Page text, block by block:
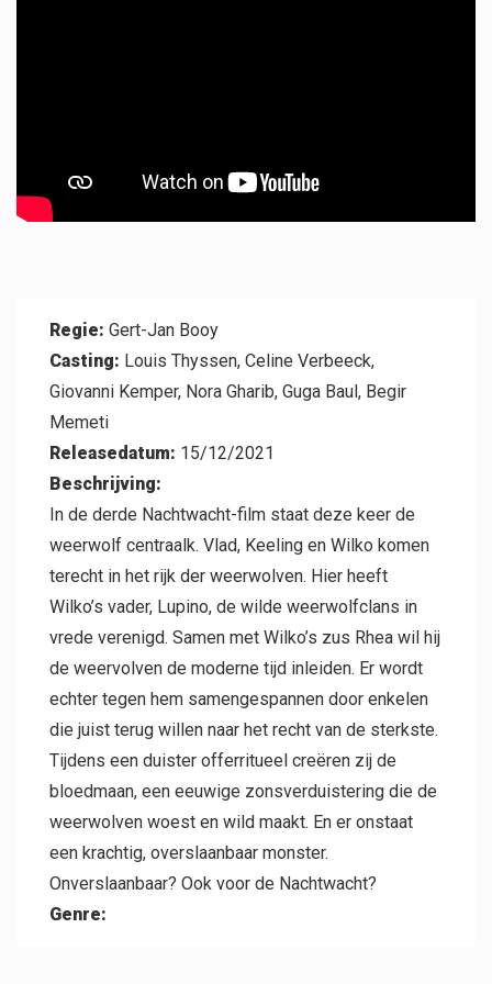
Professional
Contact
Regie: Gert-Jan Booy
Casting: Louis Thyssen, Celine Verbeeck,
Giovanni Kemper, Nora Gharib, Guga Baul, Begir
Memeti
Releasedatum: 15/12/2021
Beschrijving:
In de derde Nachtwacht-film staat deze keer de
weerwolf centraalk. Vlad, Keeling en Wilko komen
terecht in het rijk der weerwolven. Hier heeft
Wilko’s vader, Lupino, de wilde weerwolfclans in
vrede verenigd. Samen met Wilko’s zus Rhea wil hij
de weervolven de moderne tijd inleiden. Er wordt
echter tegen hem samengespannen door enkelen
die juist terug willen naar het recht van de sterkste.
Tijdens een duister offerritueel creëren zij de
bloedmaan, een eeuwige zonsverduistering die de
weerwolven woest en wild maakt. En er onstaat
een krachtig, overslaanbaar monster.
Onverslaanbaar? Ook voor de Nachtwacht?
Genre: